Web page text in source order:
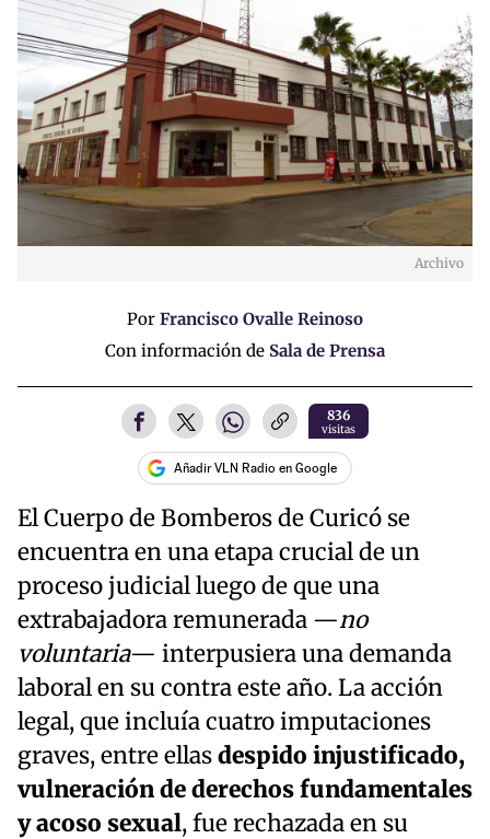
Archivo
Por Francisco Ovalle Reinoso
Con información de Sala de Prensa
836
visitas
Añadir VLN Radio en Google
El Cuerpo de Bomberos de Curicó se
encuentra en una etapa crucial de un
proceso judicial luego de que una
extrabajadora remunerada —no
voluntaria— interpusiera una demanda
laboral en su contra este año. La acción
legal, que incluía cuatro imputaciones
graves, entre ellasdespido injustificado,
vulneración de derechos fundamentales
y acoso sexual, fue rechazada en su